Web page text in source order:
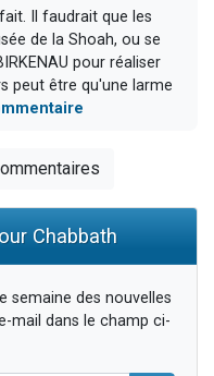
Il faudrait que les
de la Shoah, ou se
pour réaliser
peut être qu'une larme
Chabbath
semaine des nouvelles
mail dans le champ ci-